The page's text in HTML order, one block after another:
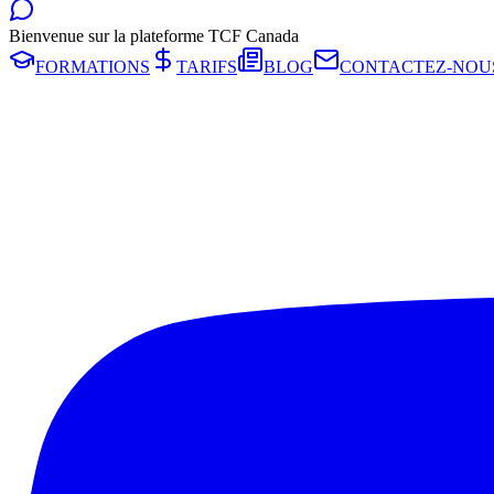
Bienvenue sur la plateforme TCF Canada
FORMATIONS
TARIFS BLOG CONTACTEZ-